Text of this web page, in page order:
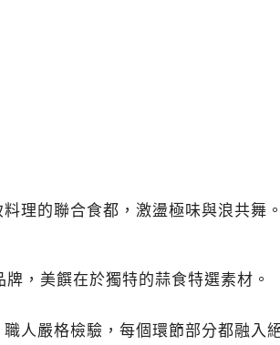
理的聯合食都，激盪極味與浪共舞。
牌，美饌在於獨特的蒜食特選素材。
人嚴格檢驗，每個環節部分都融入